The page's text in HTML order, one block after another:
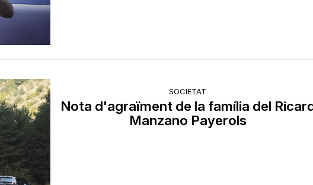
SOCIETAT
Nota d'agraïment de la família del
Manzano Payerols